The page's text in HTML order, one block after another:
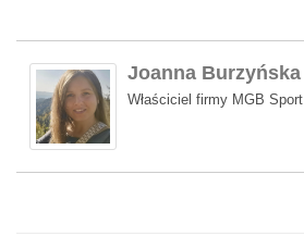
Joanna Burzyńska
Właściciel firmy MGB Sport